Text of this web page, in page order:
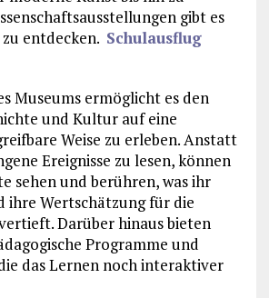
gibt es
entdecken. Schulausflug
Museums ermöglicht es den
und Kultur auf eine
Weise zu erleben. Anstatt
Ereignisse zu lesen, können
sehen und berühren, was ihr
ihre Wertschätzung für die
Darüber hinaus bieten
Programme und
das Lernen noch interaktiver